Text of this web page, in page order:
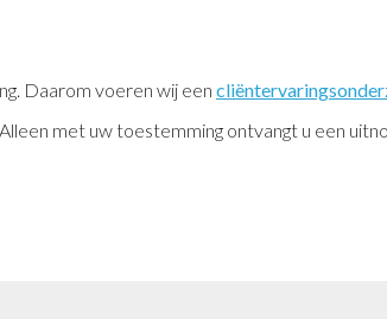
Daarom voeren wij een
met uw toestemming ontvangt u een